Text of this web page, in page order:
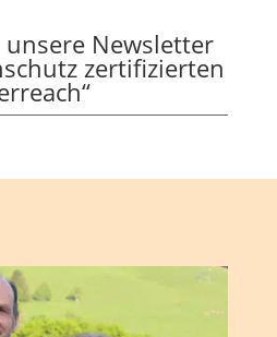
Newsletter
zertifizierten